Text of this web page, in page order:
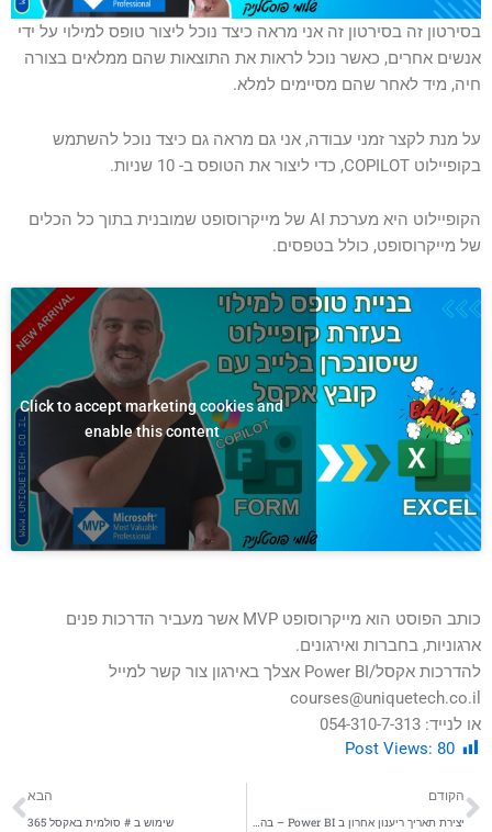
font_download סמן קישורים
לאפס
את
האפשרויות
cached
בסירטון זה בסירטון זה אני מראה כיצד נוכל ליצור טופס למילוי על ידי
אנשים אחרים, כאשר נוכל לראות את התוצאות שהם ממלאים בצורה
חיה, מיד לאחר שהם מסיימים למלא.
על מנת לקצר זמני עבודה, אני גם מראה גם כיצד נוכל להשתמש
בקופיילוט COPILOT, כדי ליצור את הטופס ב- 10 שניות.
הקופיילוט היא מערכת AI של מייקרוסופט שמובנית בתוך כל הכלים
של מייקרוסופט, כולל בטפסים.
Click to accept marketing cookies and
enable this content
כותב הפוסט הוא מייקרוסופט MVP אשר מעביר הדרכות פנים
ארגוניות, בחברות ואירגונים.
להדרכות אקסל/Power BI אצלך באירגון צור קשר למייל
courses@uniquetech.co.il
או לנייד: 054-310-7-313
Post Views: 80
קודם
הקודם
יצירת תאריך ריענון אחרון ב Power BI – בהתחשב בשעון קיץ ובשעון חורף בישראל
הבא
שימוש ב # סולמית באקסל 365